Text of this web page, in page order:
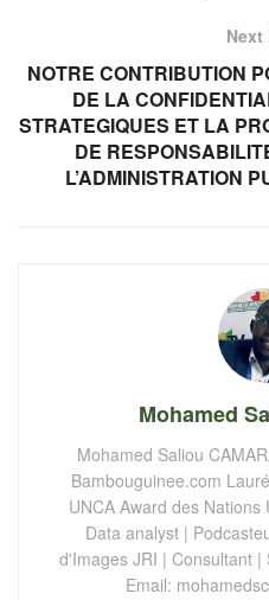
Next
NOTRE CONTRIBUTION
DE LA
STRATEGIQUES ET LA
DE
L’ADMINISTRATION
Mohamed
Mohamed Saliou
Bambouguinee.com
UNCA Award des
Data analyst |
d'Images JRI | Consultant |
Email: